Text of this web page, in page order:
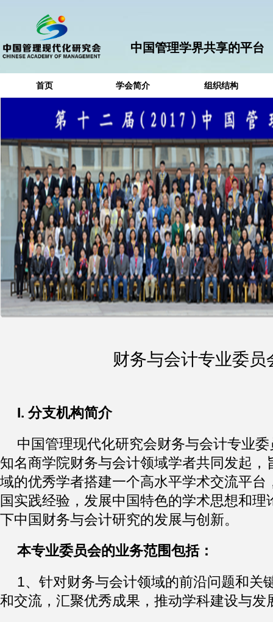
中国管理学界共享的平台
首页 学会简介 组织结构
财务与会计专业委员
I. 分支机构简介
中国管理现代化研究会财务与会计专业
知名商学院财务与会计领域学者共同发起，
域的优秀学者搭建一个高水平学术交流平台
国实践经验，发展中国特色的学术思想和理
下中国财务与会计研究的发展与创新。
本专业委员会的业务范围包括：
1、针对财务与会计领域的前沿问题和关
和交流，汇聚优秀成果，推动学科建设与发